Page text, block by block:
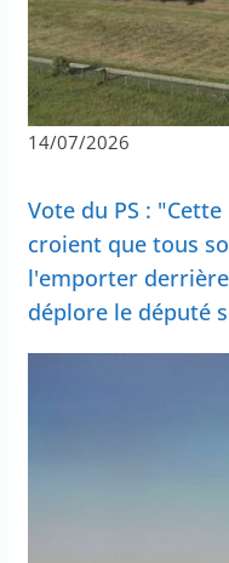
14/07/2026
Vote du PS :
croient que tous
l'emporter
déplore le député